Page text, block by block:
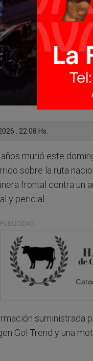
. 22:08 Hs.
murió este
sobre la ruta
frontal contra un
y pericial.
PUBLICIDAD
suministrada
Gol Trend y una